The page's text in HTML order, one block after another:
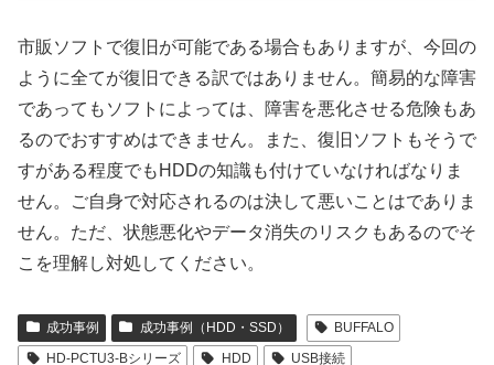
市販ソフトで復旧が可能である場合もありますが、今回の
ように全てが復旧できる訳ではありません。簡易的な障害
であってもソフトによっては、障害を悪化させる危険もあ
るのでおすすめはできません。また、復旧ソフトもそうで
すがある程度でもHDDの知識も付けていなければなりま
せん。ご自身で対応されるのは決して悪いことはでありま
せん。ただ、状態悪化やデータ消失のリスクもあるのでそ
こを理解し対処してください。
成功事例 成功事例（HDD・SSD）
BUFFALO
HD-PCTU3-Bシリーズ
HDD
USB接続